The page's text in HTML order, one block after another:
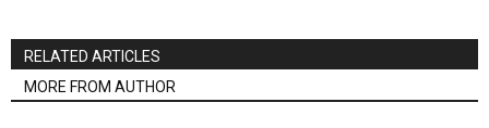
RELATED ARTICLES
MORE FROM AUTHOR